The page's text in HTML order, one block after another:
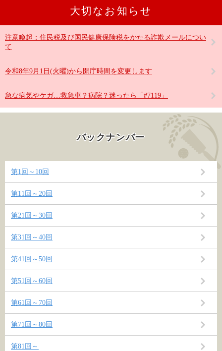
大切なお知らせ
注意喚起：住民税及び国民健康保険税をかたる詐欺メールについ
て
令和8年9月1日(火曜)から開庁時間を変更します
急な病気やケガ…救急車？病院？迷ったら「#7119」
バックナンバー
第1回～10回
第11回～20回
第21回～30回
第31回～40回
第41回～50回
第51回～60回
第61回～70回
第71回～80回
第81回～